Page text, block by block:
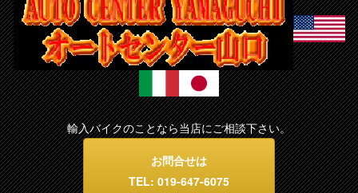
輸入バイクのことなら当店にご相談下さい。
お問合せは
TEL: 019-647-6075